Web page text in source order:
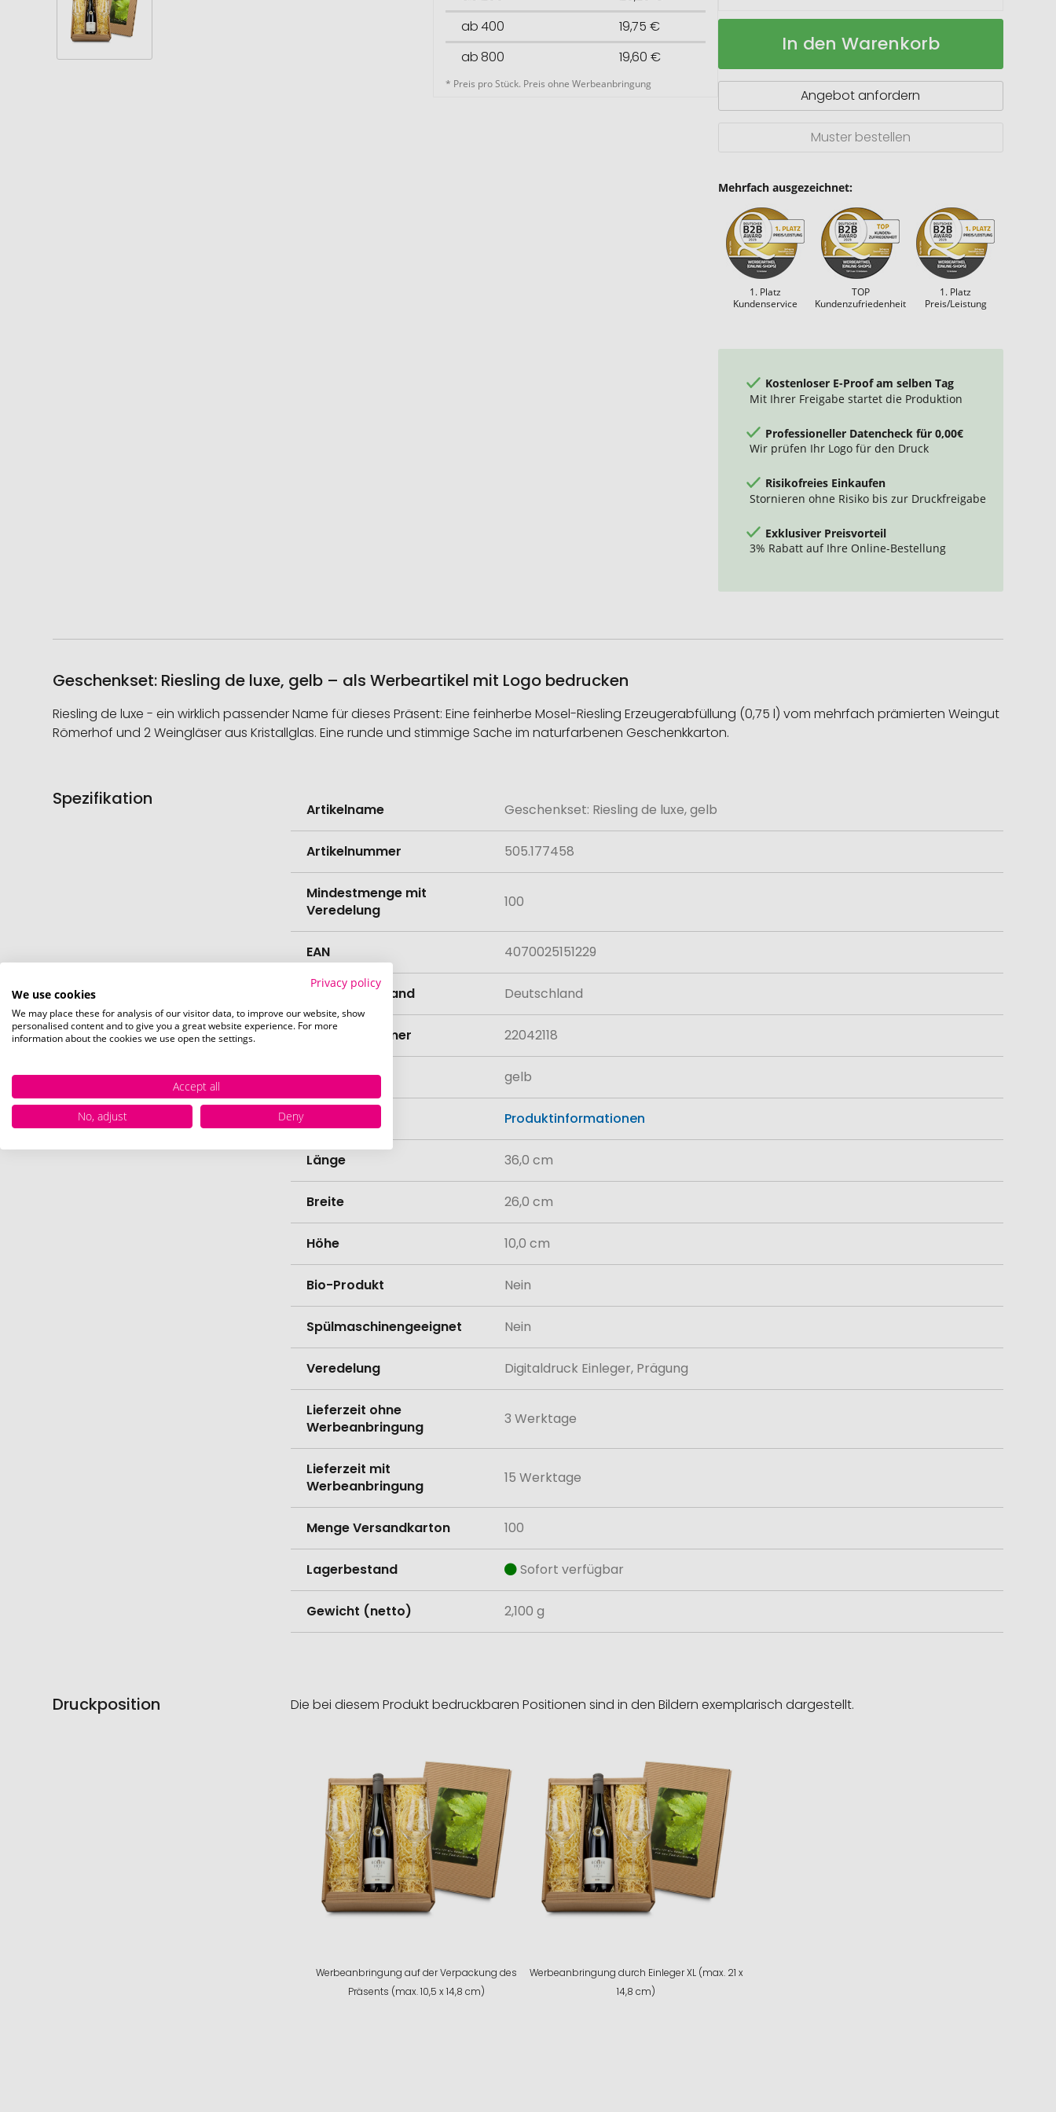
ab 400
19,75 €
ab 800
19,60 €
* Preis pro Stück. Preis ohne Werbeanbringung
Geschenkset:
luxe
Auf
In den Warenkorb
Angebot anfordern
Muster bestellen
Mehrfach ausgezeichnet:
1. Platz
Kundenservice
TOP
Kundenzufriedenheit
1. Platz
Preis/Leistung
Kostenloser E-Proof am selben Tag
Mit Ihrer Freigabe startet die Produktion
Professioneller Datencheck für 0,00€
Wir prüfen Ihr Logo für den Druck
Risikofreies Einkaufen
Stornieren ohne Risiko bis zur Druckfreigabe
Exklusiver Preisvorteil
3% Rabatt auf Ihre Online-Bestellung
Geschenkset: Riesling de luxe, gelb – als Werbeartikel mit Logo bedrucken
Riesling de luxe - ein wirklich passender Name für dieses Präsent: Eine feinherbe Mosel-Riesling Erzeugerabfüllung (0,75 l) vom mehrfach prämierten Weingut
Römerhof und 2 Weingläser aus Kristallglas. Eine runde und stimmige Sache im naturfarbenen Geschenkkarton.
Spezifikation
Informationen
Artikelname Geschenkset: Riesling de luxe, gelb
Artikelnummer 505.177458
Mindestmenge mit
Veredelung
100
EAN 4070025151229
Herstellungsland Deutschland
Zolltarifnummer 22042118
Farbe gelb
Produktinformationen
Länge 36,0 cm
Breite 26,0 cm
Höhe 10,0 cm
Bio-Produkt Nein
Spülmaschinengeeignet Nein
Veredelung Digitaldruck Einleger, Prägung
Lieferzeit ohne
Werbeanbringung
3 Werktage
Lieferzeit mit
Werbeanbringung
15 Werktage
Menge Versandkarton 100
Lagerbestand Sofort verfügbar
Gewicht (netto) 2,100 g
Druckposition Die bei diesem Produkt bedruckbaren Positionen sind in den Bildern exemplarisch dargestellt.
Werbeanbringung auf der Verpackung des
Präsents (max. 10,5 x 14,8 cm)
Werbeanbringung durch Einleger XL (max. 21 x
14,8 cm)
Privacy policy
We use cookies
We may place these for analysis of our visitor data, to improve our website, show
personalised content and to give you a great website experience. For more
information about the cookies we use open the settings.
Accept all
No, adjust
Deny